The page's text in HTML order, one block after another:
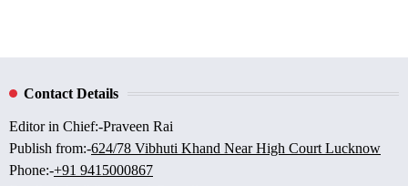
Contact Details
Editor in Chief:-Praveen Rai
Publish from:-624/78 Vibhuti Khand Near High Court Lucknow
Phone:-+91 9415000867